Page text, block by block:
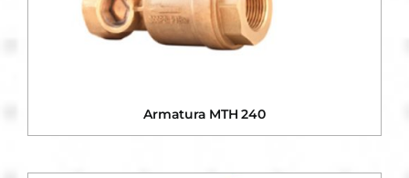
Armatura MTH 240